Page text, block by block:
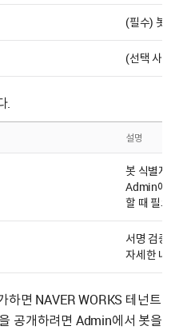
(필수) 봇
(선택 사
.
설명
봇 식별자.
Admin에
할 때 필요
서명 검증
자세한 내
하면 NAVER WORKS 테넌트
공개하려면 Admin에서 봇을